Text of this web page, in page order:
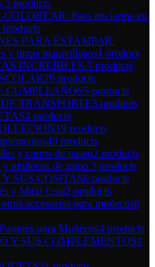
5 products
Para iniciarme en
products
PARA ESTAMPAR:
y tintas maravillosos1 product
INCREÍBLES.5 products
29 products
CUMPLEAÑOS5 products
TRANSPORTE5 products
4 products
19 products
49 products
y carros de paseo2 products
muñecos de trapo.3 products
SUS COSITAS6 products
y Maxi Cosi2 products
accesorios para muñecos6
para Muñecos4 products
Y SUS COMPLEMENTOS1